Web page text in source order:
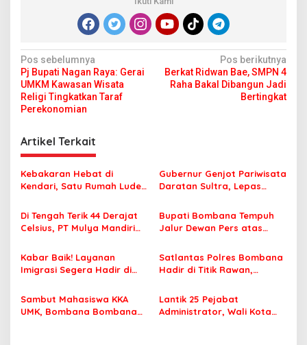
N
a
v
g
a
s
p
o
s
Pos sebelumnya
Pj Bupati Nagan Raya: Gerai
UMKM Kawasan Wisata
Religi Tingkatkan Taraf
Perekonomian
Pos berikutnya
Berkat Ridwan Bae, SMPN 4
Raha Bakal Dibangun Jadi
Bertingkat
Artikel Terkait
Kebakaran Hebat di
Kendari, Satu Rumah Ludes
Gubernur Genjot Pariwisata
Daratan Sultra, Lepas
Tiga Kabupaten Unggulan
Di Tengah Terik 44 Derajat
Celsius, PT Mulya Mandiri
Jamaah Tetap Sehat dan
Nyaman Beribadah
Bupati Bombana Tempuh
Jalur Dewan Pers atas
Korupsi Jembatan Cirauci II
Kabar Baik! Layanan
Imigrasi Segera Hadir di
Perlu Lagi ke Kendari
Satlantas Polres Bombana
Hadir di Titik Rawan,
Sekolah dengan Aman
Sambut Mahasiswa KKA
UMK, Bombana Bombana
Lantik 25 Pejabat
Administrator, Wali Kota